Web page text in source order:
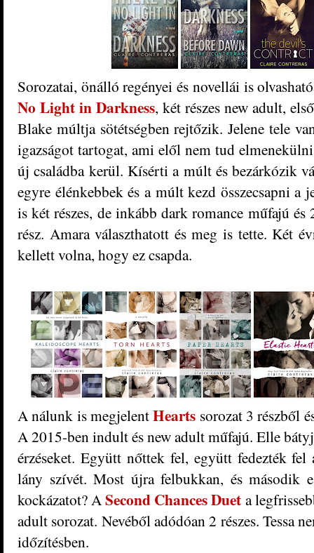
Sorozatai, önálló regényei és novellái is
No Light in Darkness, két részes new adult,
Blake múltja sötétségben rejtőzik. Jelene tele
igazságot tartogat, ami elől nem tud
új családba kerül. Kísérti a múlt és bezárkózik
egyre élénkebbek és a múlt kezd összecsapni a
is két részes, de inkább dark romance műfajú
rész. Amara választhatott és meg is tette. Két
kellett volna, hogy ez csapda.
A nálunk is megjelentHearts sorozat 3 részből
A 2015-ben indult és new adult műfajú. Elle
érzéseket. Együtt nőttek fel, együtt fedezték fel
lány szívét. Most újra felbukkan, és második
kockázatot? ASecond Chances Duet a
adult sorozat. Nevéből adódóan 2 részes. Tessa
időzítésben.